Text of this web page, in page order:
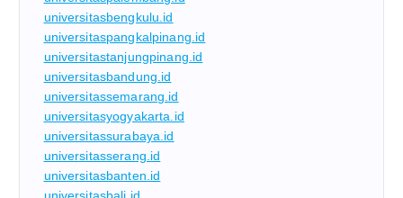
universitasbengkulu.id
universitaspangkalpinang.id
universitastanjungpinang.id
universitasbandung.id
universitassemarang.id
universitasyogyakarta.id
universitassurabaya.id
universitasserang.id
universitasbanten.id